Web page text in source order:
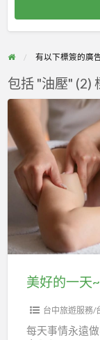
有以下標簽的廣
包括 "油壓" (2)
美
好
的
一
天
從
能
台中旅遊服務/
每天事情永遠